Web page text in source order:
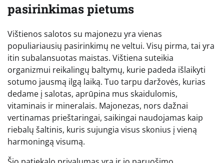
pasirinkimas pietums
Vištienos salotos su majonezu yra vienas
populiariausių pasirinkimų ne veltui. Visų pirma, tai yra
itin subalansuotas maistas. Vištiena suteikia
organizmui reikalingų baltymų, kurie padeda išlaikyti
sotumo jausmą ilgą laiką. Tuo tarpu daržovės, kurias
dedame į salotas, aprūpina mus skaidulomis,
vitaminais ir mineralais. Majonezas, nors dažnai
vertinamas prieštaringai, saikingai naudojamas kaip
riebalų šaltinis, kuris sujungia visus skonius į vieną
harmoningą visumą.